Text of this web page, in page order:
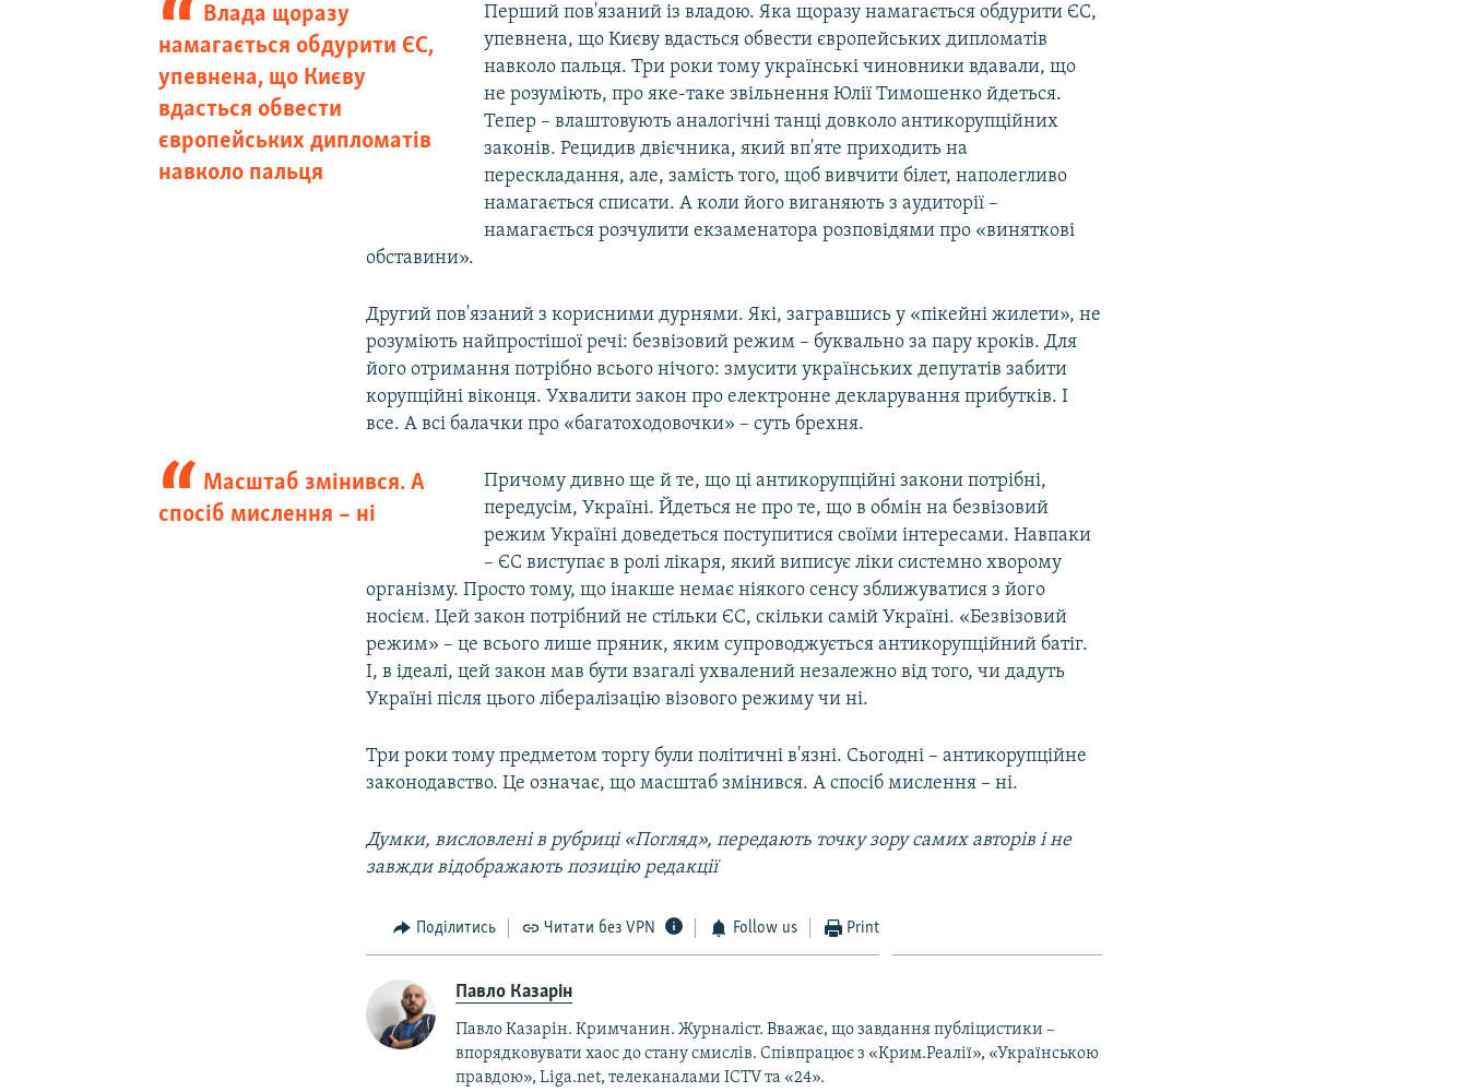
Влада щоразу
намагається обдурити ЄС,
упевнена, що Києву
вдасться обвести
європейських дипломатів
навколо пальця
Перший пов'язаний із владою. Яка щоразу намагається обдурити ЄС,
упевнена, що Києву вдасться обвести європейських дипломатів
навколо пальця. Три роки тому українські чиновники вдавали, що
не розуміють, про яке-таке звільнення Юлії Тимошенко йдеться.
Тепер – влаштовують аналогічні танці довколо антикорупційних
законів. Рецидив двієчника, який вп'яте приходить на
перескладання, але, замість того, щоб вивчити білет, наполегливо
намагається списати. А коли його виганяють з аудиторії –
намагається розчулити екзаменатора розповідями про «виняткові
обставини».
Другий пов'язаний з корисними дурнями. Які, загравшись у «пікейні жилети», не
розуміють найпростішої речі: безвізовий режим – буквально за пару кроків. Для
його отримання потрібно всього нічого: змусити українських депутатів забити
корупційні віконця. Ухвалити закон про електронне декларування прибутків. І
все. А всі балачки про «багатоходовочки» – суть брехня.
Масштаб змінився. А
спосіб мислення – ні
Причому дивно ще й те, що ці антикорупційні закони потрібні,
передусім, Україні. Йдеться не про те, що в обмін на безвізовий
режим Україні доведеться поступитися своїми інтересами. Навпаки
– ЄС виступає в ролі лікаря, який виписує ліки системно хворому
організму. Просто тому, що інакше немає ніякого сенсу зближуватися з його
носієм. Цей закон потрібний не стільки ЄС, скільки самій Україні. «Безвізовий
режим» – це всього лише пряник, яким супроводжується антикорупційний батіг.
І, в ідеалі, цей закон мав бути взагалі ухвалений незалежно від того, чи дадуть
Україні після цього лібералізацію візового режиму чи ні.
Три роки тому предметом торгу були політичні в'язні. Сьогодні – антикорупційне
законодавство. Це означає, що масштаб змінився. А спосіб мислення – ні.
Думки, висловлені в рубриці «Погляд», передають точку зору самих авторів і не
завжди відображають позицію редакції
Поділитись Читати без VPN Follow us Print
Павло Казарін
Павло Казарін. Кримчанин. Журналіст. Вважає, що завдання публіцистики –
впорядковувати хаос до стану смислів. Співпрацює з «Крим.Реалії», «Українською
правдою», Liga.net, телеканалами ICTV та «24».